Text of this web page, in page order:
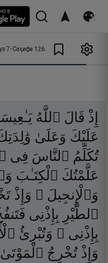
7•Саҳифа 126
إِذْ قَالَ ٱللَّهُ
عَلَيْكَ وَعَلَىٰ
تُكَلِّمُ ٱلنَّاسَ فِى
عَلَّمْتُكَ ٱلْكِتَـٰبَ
وَٱلْإِنجِيلَ ۖ وَإِذْ
ٱلطَّيْرِ بِإِذْنِى
بِإِذْنِى ۖ وَتُبْرِئُ
وَإِذْ تُخْرِجُ ٱلْمَوْتَىٰ